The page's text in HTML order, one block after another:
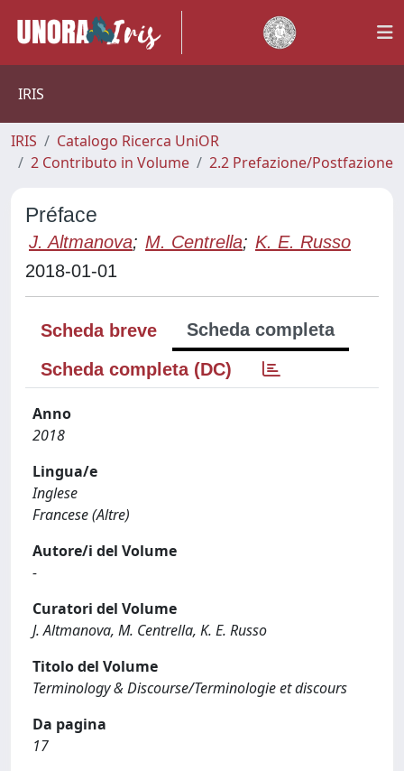
IRIS
IRIS
Catalogo Ricerca UniOR
2 Contributo in Volume
2.2 Prefazione/Postfazione
Préface
J. Altmanova; M. Centrella; K. E. Russo
2018-01-01
Scheda breve
Scheda completa
Scheda completa (DC)
Anno
2018
Lingua/e
Inglese
Francese (Altre)
Autore/i del Volume
-
Curatori del Volume
J. Altmanova, M. Centrella, K. E. Russo
Titolo del Volume
Terminology & Discourse/Terminologie et discours
Da pagina
17